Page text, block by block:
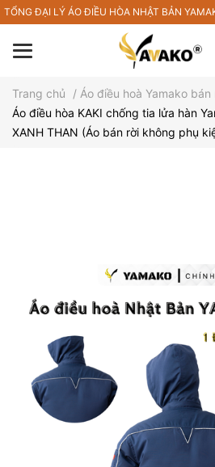
TỔNG ĐẠI LÝ ÁO ĐIỀU HÒA NHẬT BẢN
Trang chủ / Áo điều hoà Yamako bán
Áo điều hòa KAKI chống tia lửa hàn
XANH THAN (Áo bán rời không phụ